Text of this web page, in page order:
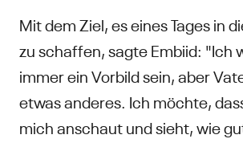
Mit dem Ziel, es eines Tages in
zu schaffen, sagte Embiid: "Ich
immer ein Vorbild sein, aber
etwas anderes. Ich möchte,
mich anschaut und sieht, wie